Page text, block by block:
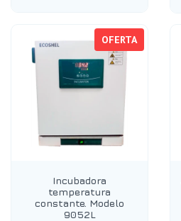
OFERTA
Incubadora
temperatura
constante. Modelo
9052L